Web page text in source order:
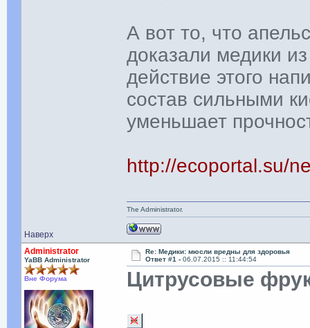
А вот то, что
доказали медики
действие этого
состав сильными
уменьшает
http://ecoportal.su/
Наверх
The Administrator.
Administrator
YaBB Administrator
Вне Форума
Re: Медики: мюсли вредны для здоровья
Ответ #1 -06.07.2015 :: 11:44:54
Цитрусовые